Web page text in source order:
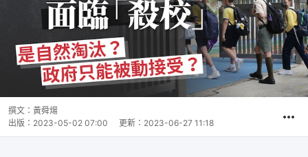
撰文： 黃舜煬
出版： 2023-05-02 07:00 更新： 2023-06-27 11:18